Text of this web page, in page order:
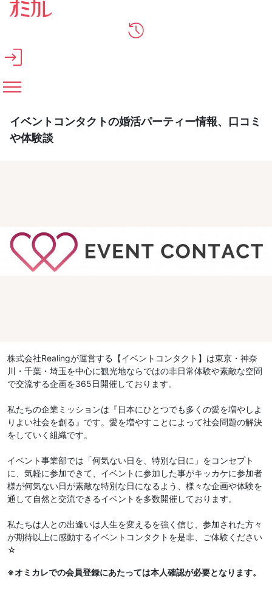
メインコンテンツへスキップ
イベントコンタクトの婚活パーティー情報、口コミ
や体験談
株式会社Realingが運営する【イベントコンタクト】は東京・神奈
川・千葉・埼玉を中心に観光地ならではの非日常体験や素敵な空間
で交流する企画を365日開催しております。
私たちの企業ミッションは『日本にひとつでも多くの愛を増やしよ
りよい社会を創る』です。愛を増やすことによって社会問題の解決
をしていく組織です。
イベント事業部では「何気ない日を、特別な日に」をコンセプト
に、気軽に参加できて、イベントに参加した事がキッカケに参加者
様が何気ない日が素敵な特別な日になるよう、様々な企画や体験を
通して自然と交流できるイベントを多数開催しております。
私たちは人との出逢いは人生を変えるを強く信じ、参加された方々
が期待以上に感動するイベントコンタクトを是非、ご体験ください
☆
※オミカレでの会員登録にあたっては本人確認が必要となります。